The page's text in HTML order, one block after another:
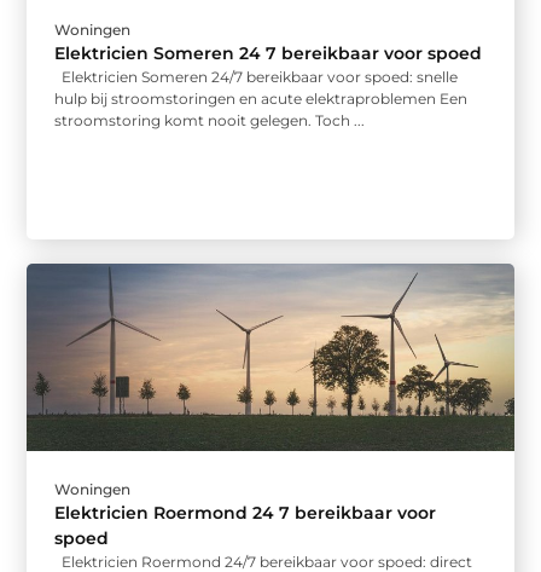
Woningen
Elektricien Someren 24 7 bereikbaar voor spoed
Elektricien Someren 24/7 bereikbaar voor spoed: snelle
hulp bij stroomstoringen en acute elektraproblemen Een
stroomstoring komt nooit gelegen. Toch ...
Woningen
Elektricien Roermond 24 7 bereikbaar voor
spoed
Elektricien Roermond 24/7 bereikbaar voor spoed: direct